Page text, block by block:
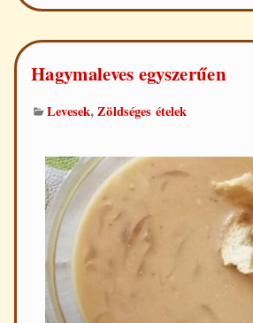
Hagymaleves egyszerűen
Levesek,Zöldséges ételek